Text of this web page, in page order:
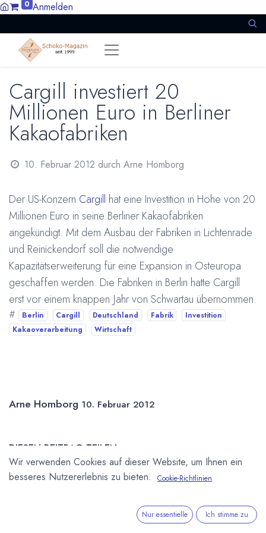
0 Anmelden
Cargill investiert 20
Millionen Euro in Berliner
Kakaofabriken
10. Februar 2012 durch Arne Homborg
Der US-Konzern Cargill hat eine Investition in Höhe von 20
Millionen Euro in seine Berliner Kakaofabriken
angekündigt. Mit dem Ausbau der Fabriken in Lichtenrade
und Reinickendorf soll die notwendige
Kapazitätserweiterung für eine Expansion in Osteuropa
geschaffen werden. Die Fabriken in Berlin hatte Cargill
erst vor einem knappen Jahr von Schwartau übernommen.
# Berlin Cargill Deutschland Fabrik
Investition
Kakaoverarbeitung
Wirtschaft
Arne Homborg 10. Februar 2012
DIESEN BEITRAG TEILEN
Wir verwenden Cookies auf dieser Website, um Ihnen ein
besseres Nutzererlebnis zu bieten.
Cookie-Richtlinien
Nur essentielle Ich stimme zu